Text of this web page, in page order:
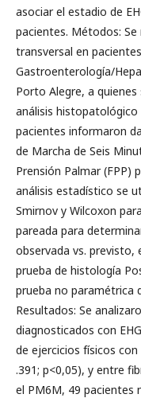
asociar el estadio de
pacientes. Métodos:
transversal en
Gastroenterología/
Porto Alegre, a
análisis histopatológico
pacientes informaron
de Marcha de Seis
Prensión Palmar (FPP)
análisis estadístico se
Smirnov y Wilcoxon
pareada para
observada vs. previsto,
prueba de histología
prueba no paramétrica
Resultados: Se
diagnosticados con
de ejercicios físicos con
.391; p<0,05), y entre
el PM6M, 49 pacientes